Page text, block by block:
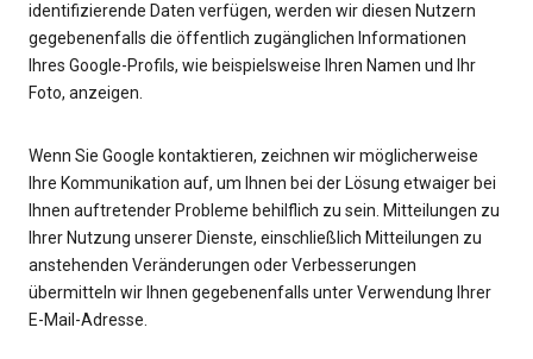
identifizierende Daten verfügen, werden wir diesen Nutzern
gegebenenfalls die öffentlich zugänglichen Informationen
Ihres Google-Profils, wie beispielsweise Ihren Namen und Ihr
Foto, anzeigen.
Wenn Sie Google kontaktieren, zeichnen wir möglicherweise
Ihre Kommunikation auf, um Ihnen bei der Lösung etwaiger bei
Ihnen auftretender Probleme behilflich zu sein. Mitteilungen zu
Ihrer Nutzung unserer Dienste, einschließlich Mitteilungen zu
anstehenden Veränderungen oder Verbesserungen
übermitteln wir Ihnen gegebenenfalls unter Verwendung Ihrer
E-Mail-Adresse.